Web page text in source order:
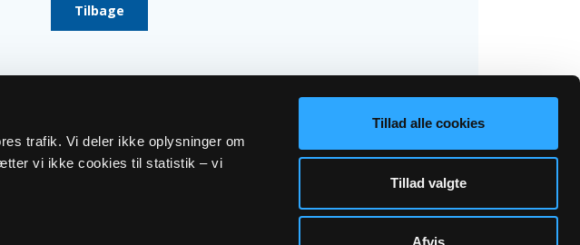
trafik. Vi deler ikke oplysninger om
vi ikke cookies til statistik – vi
Tillad alle cookies
Tillad valgte
Afvis
Tilbage